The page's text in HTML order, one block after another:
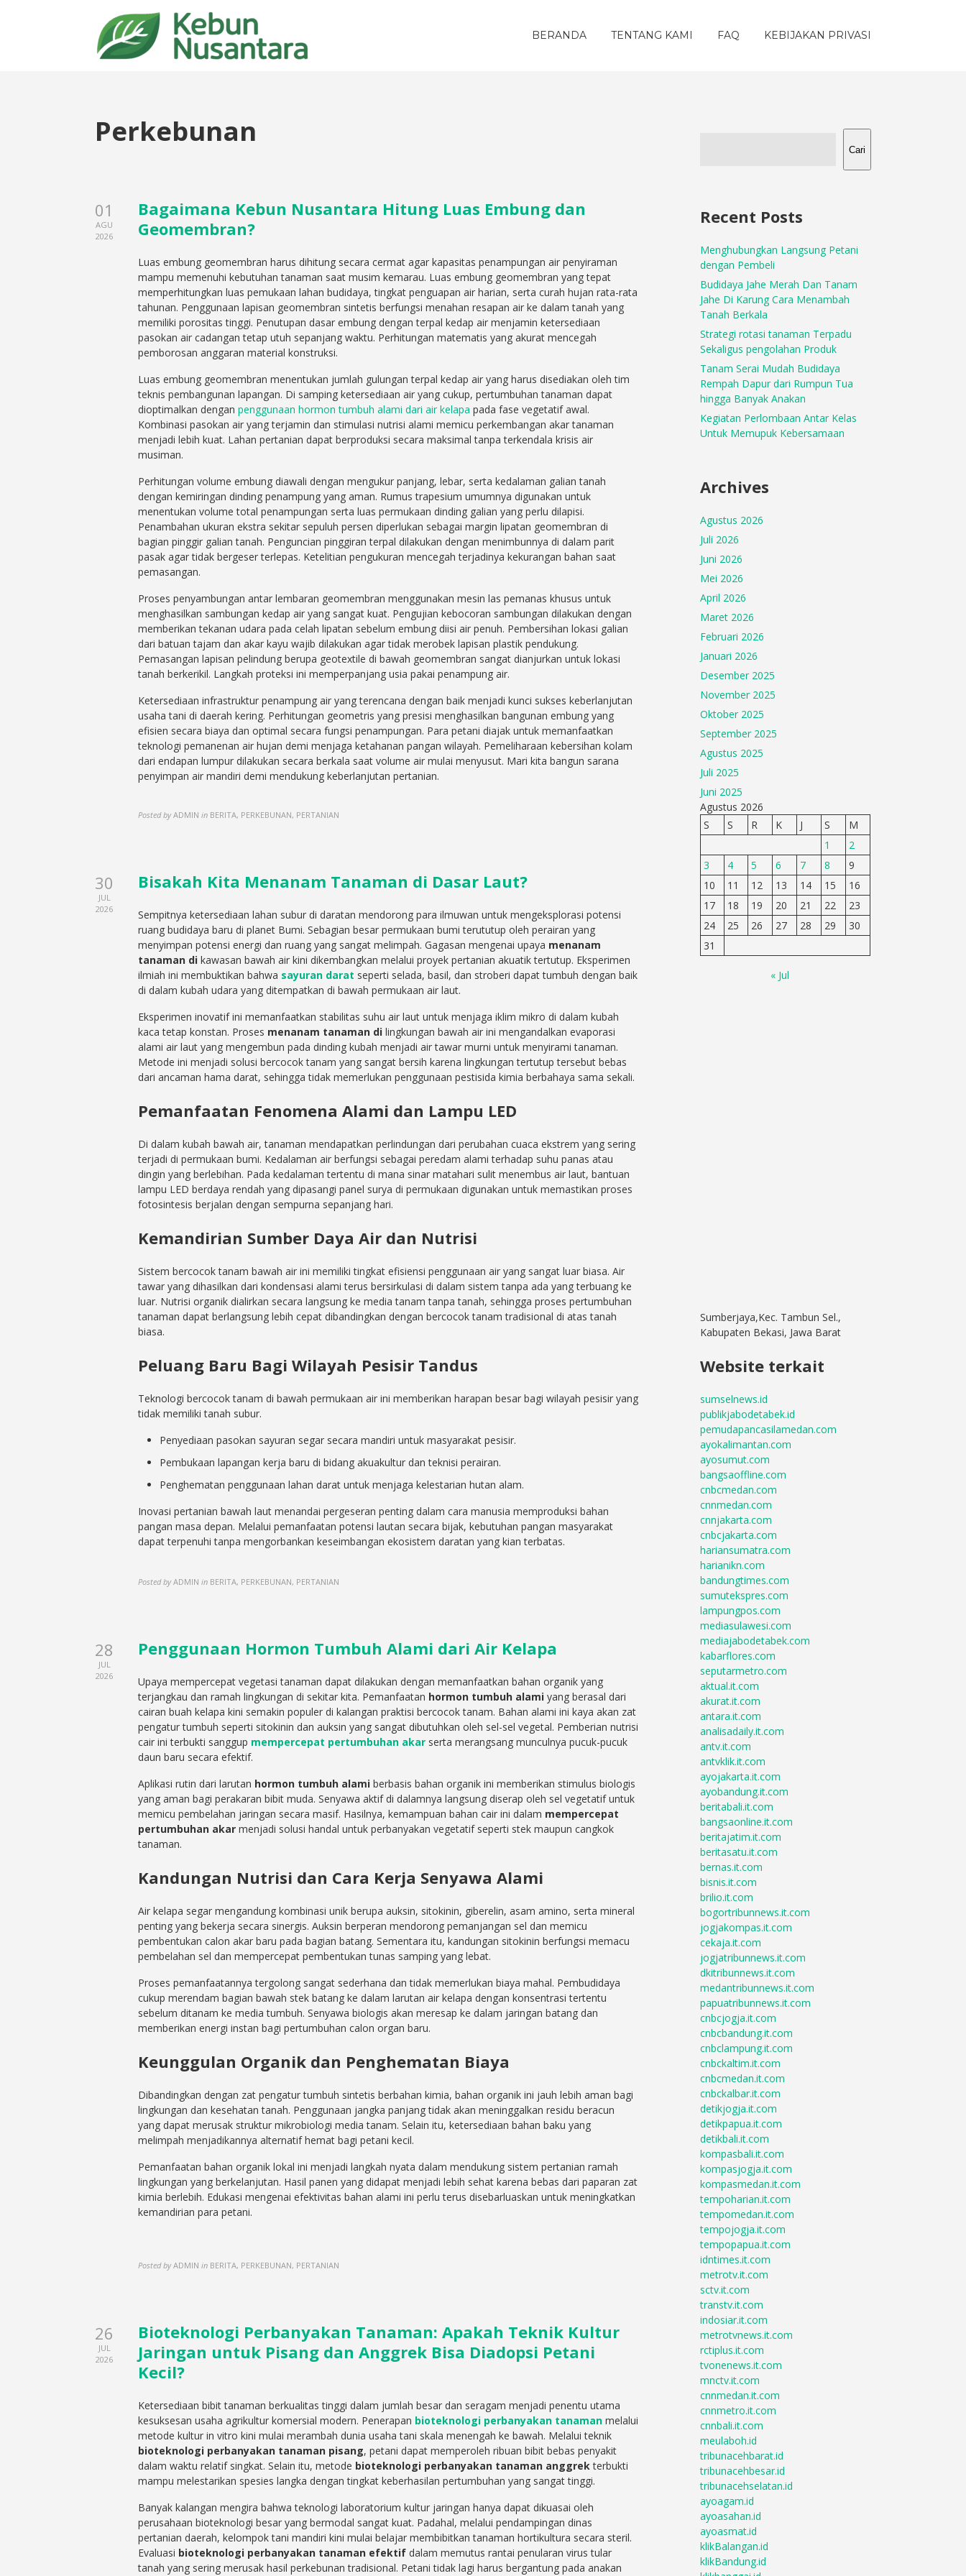
BERANDA TENTANG KAMI FAQ KEBIJAKAN PRIVASI
Perkebunan
01
AGU
2026
Bagaimana Kebun Nusantara Hitung Luas Embung dan
Geomembran?
Luas embung geomembran harus dihitung secara cermat agar kapasitas penampungan air penyiraman
mampu memenuhi kebutuhan tanaman saat musim kemarau. Luas embung geomembran yang tepat
memperhitungkan luas pemukaan lahan budidaya, tingkat penguapan air harian, serta curah hujan rata-rata
tahunan. Penggunaan lapisan geomembran sintetis berfungsi menahan resapan air ke dalam tanah yang
memiliki porositas tinggi. Penutupan dasar embung dengan terpal kedap air menjamin ketersediaan
pasokan air cadangan tetap utuh sepanjang waktu. Perhitungan matematis yang akurat mencegah
pemborosan anggaran material konstruksi.
Luas embung geomembran menentukan jumlah gulungan terpal kedap air yang harus disediakan oleh tim
teknis pembangunan lapangan. Di samping ketersediaan air yang cukup, pertumbuhan tanaman dapat
dioptimalkan dengan penggunaan hormon tumbuh alami dari air kelapa pada fase vegetatif awal.
Kombinasi pasokan air yang terjamin dan stimulasi nutrisi alami memicu perkembangan akar tanaman
menjadi lebih kuat. Lahan pertanian dapat berproduksi secara maksimal tanpa terkendala krisis air
musiman.
Perhitungan volume embung diawali dengan mengukur panjang, lebar, serta kedalaman galian tanah
dengan kemiringan dinding penampung yang aman. Rumus trapesium umumnya digunakan untuk
menentukan volume total penampungan serta luas permukaan dinding galian yang perlu dilapisi.
Penambahan ukuran ekstra sekitar sepuluh persen diperlukan sebagai margin lipatan geomembran di
bagian pinggir galian tanah. Penguncian pinggiran terpal dilakukan dengan menimbunnya di dalam parit
pasak agar tidak bergeser terlepas. Ketelitian pengukuran mencegah terjadinya kekurangan bahan saat
pemasangan.
Proses penyambungan antar lembaran geomembran menggunakan mesin las pemanas khusus untuk
menghasilkan sambungan kedap air yang sangat kuat. Pengujian kebocoran sambungan dilakukan dengan
memberikan tekanan udara pada celah lipatan sebelum embung diisi air penuh. Pembersihan lokasi galian
dari batuan tajam dan akar kayu wajib dilakukan agar tidak merobek lapisan plastik pendukung.
Pemasangan lapisan pelindung berupa geotextile di bawah geomembran sangat dianjurkan untuk lokasi
tanah berkerikil. Langkah proteksi ini memperpanjang usia pakai penampung air.
Ketersediaan infrastruktur penampung air yang terencana dengan baik menjadi kunci sukses keberlanjutan
usaha tani di daerah kering. Perhitungan geometris yang presisi menghasilkan bangunan embung yang
efisien secara biaya dan optimal secara fungsi penampungan. Para petani diajak untuk memanfaatkan
teknologi pemanenan air hujan demi menjaga ketahanan pangan wilayah. Pemeliharaan kebersihan kolam
dari endapan lumpur dilakukan secara berkala saat volume air mulai menyusut. Mari kita bangun sarana
penyimpan air mandiri demi mendukung keberlanjutan pertanian.
Posted by ADMIN in BERITA, PERKEBUNAN, PERTANIAN
30
JUL
2026
Bisakah Kita Menanam Tanaman di Dasar Laut?
Sempitnya ketersediaan lahan subur di daratan mendorong para ilmuwan untuk mengeksplorasi potensi
ruang budidaya baru di planet Bumi. Sebagian besar permukaan bumi terututup oleh perairan yang
menyimpan potensi energi dan ruang yang sangat melimpah. Gagasan mengenai upaya menanam
tanaman di kawasan bawah air kini dikembangkan melalui proyek pertanian akuatik tertutup. Eksperimen
ilmiah ini membuktikan bahwa sayuran darat seperti selada, basil, dan stroberi dapat tumbuh dengan baik
di dalam kubah udara yang ditempatkan di bawah permukaan air laut.
Eksperimen inovatif ini memanfaatkan stabilitas suhu air laut untuk menjaga iklim mikro di dalam kubah
kaca tetap konstan. Proses menanam tanaman di lingkungan bawah air ini mengandalkan evaporasi
alami air laut yang mengembun pada dinding kubah menjadi air tawar murni untuk menyirami tanaman.
Metode ini menjadi solusi bercocok tanam yang sangat bersih karena lingkungan tertutup tersebut bebas
dari ancaman hama darat, sehingga tidak memerlukan penggunaan pestisida kimia berbahaya sama sekali.
Pemanfaatan Fenomena Alami dan Lampu LED
Di dalam kubah bawah air, tanaman mendapatkan perlindungan dari perubahan cuaca ekstrem yang sering
terjadi di permukaan bumi. Kedalaman air berfungsi sebagai peredam alami terhadap suhu panas atau
dingin yang berlebihan. Pada kedalaman tertentu di mana sinar matahari sulit menembus air laut, bantuan
lampu LED berdaya rendah yang dipasangi panel surya di permukaan digunakan untuk memastikan proses
fotosintesis berjalan dengan sempurna sepanjang hari.
Kemandirian Sumber Daya Air dan Nutrisi
Sistem bercocok tanam bawah air ini memiliki tingkat efisiensi penggunaan air yang sangat luar biasa. Air
tawar yang dihasilkan dari kondensasi alami terus bersirkulasi di dalam sistem tanpa ada yang terbuang ke
luar. Nutrisi organik dialirkan secara langsung ke media tanam tanpa tanah, sehingga proses pertumbuhan
tanaman dapat berlangsung lebih cepat dibandingkan dengan bercocok tanam tradisional di atas tanah
biasa.
Peluang Baru Bagi Wilayah Pesisir Tandus
Teknologi bercocok tanam di bawah permukaan air ini memberikan harapan besar bagi wilayah pesisir yang
tidak memiliki tanah subur.
Penyediaan pasokan sayuran segar secara mandiri untuk masyarakat pesisir.
Pembukaan lapangan kerja baru di bidang akuakultur dan teknisi perairan.
Penghematan penggunaan lahan darat untuk menjaga kelestarian hutan alam.
Inovasi pertanian bawah laut menandai pergeseran penting dalam cara manusia memproduksi bahan
pangan masa depan. Melalui pemanfaatan potensi lautan secara bijak, kebutuhan pangan masyarakat
dapat terpenuhi tanpa mengorbankan keseimbangan ekosistem daratan yang kian terbatas.
Posted by ADMIN in BERITA, PERKEBUNAN, PERTANIAN
28
JUL
2026
Penggunaan Hormon Tumbuh Alami dari Air Kelapa
Upaya mempercepat vegetasi tanaman dapat dilakukan dengan memanfaatkan bahan organik yang
terjangkau dan ramah lingkungan di sekitar kita. Pemanfaatan hormon tumbuh alami yang berasal dari
cairan buah kelapa kini semakin populer di kalangan praktisi bercocok tanam. Bahan alami ini kaya akan zat
pengatur tumbuh seperti sitokinin dan auksin yang sangat dibutuhkan oleh sel-sel vegetal. Pemberian nutrisi
cair ini terbukti sanggup mempercepat pertumbuhan akar serta merangsang munculnya pucuk-pucuk
daun baru secara efektif.
Aplikasi rutin dari larutan hormon tumbuh alami berbasis bahan organik ini memberikan stimulus biologis
yang aman bagi perakaran bibit muda. Senyawa aktif di dalamnya langsung diserap oleh sel vegetatif untuk
memicu pembelahan jaringan secara masif. Hasilnya, kemampuan bahan cair ini dalam mempercepat
pertumbuhan akar menjadi solusi handal untuk perbanyakan vegetatif seperti stek maupun cangkok
tanaman.
Kandungan Nutrisi dan Cara Kerja Senyawa Alami
Air kelapa segar mengandung kombinasi unik berupa auksin, sitokinin, giberelin, asam amino, serta mineral
penting yang bekerja secara sinergis. Auksin berperan mendorong pemanjangan sel dan memicu
pembentukan calon akar baru pada bagian batang. Sementara itu, kandungan sitokinin berfungsi memacu
pembelahan sel dan mempercepat pembentukan tunas samping yang lebat.
Proses pemanfaatannya tergolong sangat sederhana dan tidak memerlukan biaya mahal. Pembudidaya
cukup merendam bagian bawah stek batang ke dalam larutan air kelapa dengan konsentrasi tertentu
sebelum ditanam ke media tumbuh. Senyawa biologis akan meresap ke dalam jaringan batang dan
memberikan energi instan bagi pertumbuhan calon organ baru.
Keunggulan Organik dan Penghematan Biaya
Dibandingkan dengan zat pengatur tumbuh sintetis berbahan kimia, bahan organik ini jauh lebih aman bagi
lingkungan dan kesehatan tanah. Penggunaan jangka panjang tidak akan meninggalkan residu beracun
yang dapat merusak struktur mikrobiologi media tanam. Selain itu, ketersediaan bahan baku yang
melimpah menjadikannya alternatif hemat bagi petani kecil.
Pemanfaatan bahan organik lokal ini menjadi langkah nyata dalam mendukung sistem pertanian ramah
lingkungan yang berkelanjutan. Hasil panen yang didapat menjadi lebih sehat karena bebas dari paparan zat
kimia berlebih. Edukasi mengenai efektivitas bahan alami ini perlu terus disebarluaskan untuk meningkatkan
kemandirian para petani.
Posted by ADMIN in BERITA, PERKEBUNAN, PERTANIAN
26
JUL
2026
Bioteknologi Perbanyakan Tanaman: Apakah Teknik Kultur
Jaringan untuk Pisang dan Anggrek Bisa Diadopsi Petani
Kecil?
Ketersediaan bibit tanaman berkualitas tinggi dalam jumlah besar dan seragam menjadi penentu utama
kesuksesan usaha agrikultur komersial modern. Penerapan bioteknologi perbanyakan tanaman melalui
metode kultur in vitro kini mulai merambah dunia usaha tani skala menengah ke bawah. Melalui teknik
bioteknologi perbanyakan tanaman pisang, petani dapat memperoleh ribuan bibit bebas penyakit
dalam waktu relatif singkat. Selain itu, metode bioteknologi perbanyakan tanaman anggrekterbukti
mampu melestarikan spesies langka dengan tingkat keberhasilan pertumbuhan yang sangat tinggi.
Banyak kalangan mengira bahwa teknologi laboratorium kultur jaringan hanya dapat dikuasai oleh
perusahaan bioteknologi besar yang bermodal sangat kuat. Padahal, melalui pendampingan dinas
pertanian daerah, kelompok tani mandiri kini mulai belajar membibitkan tanaman hortikultura secara steril.
Evaluasi bioteknologi perbanyakan tanaman efektif dalam memutus rantai penularan virus tular
tanah yang sering merusak hasil perkebunan tradisional. Petani tidak lagi harus bergantung pada anakan
Cari
Recent Posts
Menghubungkan Langsung Petani
dengan Pembeli
Budidaya Jahe Merah Dan Tanam
Jahe Di Karung Cara Menambah
Tanah Berkala
Strategi rotasi tanaman Terpadu
Sekaligus pengolahan Produk
Tanam Serai Mudah Budidaya
Rempah Dapur dari Rumpun Tua
hingga Banyak Anakan
Kegiatan Perlombaan Antar Kelas
Untuk Memupuk Kebersamaan
Archives
Agustus 2026
Juli 2026
Juni 2026
Mei 2026
April 2026
Maret 2026
Februari 2026
Januari 2026
Desember 2025
November 2025
Oktober 2025
September 2025
Agustus 2025
Juli 2025
Juni 2025
Agustus 2026
S
S R K J S
M
1
2
3
4 5 6 7 8
9
10
11 12 13 14 15
16
17
18 19 20 21 22
23
24
25 26 27 28 29
30
31
« Jul
Sumberjaya,Kec. Tambun Sel.,
Kabupaten Bekasi, Jawa Barat
Website terkait
sumselnews.id
publikjabodetabek.id
pemudapancasilamedan.com
ayokalimantan.com
ayosumut.com
bangsaoffline.com
cnbcmedan.com
cnnmedan.com
cnnjakarta.com
cnbcjakarta.com
hariansumatra.com
harianikn.com
bandungtimes.com
sumutekspres.com
lampungpos.com
mediasulawesi.com
mediajabodetabek.com
kabarflores.com
seputarmetro.com
aktual.it.com
akurat.it.com
antara.it.com
analisadaily.it.com
antv.it.com
antvklik.it.com
ayojakarta.it.com
ayobandung.it.com
beritabali.it.com
bangsaonline.it.com
beritajatim.it.com
beritasatu.it.com
bernas.it.com
bisnis.it.com
brilio.it.com
bogortribunnews.it.com
jogjakompas.it.com
cekaja.it.com
jogjatribunnews.it.com
dkitribunnews.it.com
medantribunnews.it.com
papuatribunnews.it.com
cnbcjogja.it.com
cnbcbandung.it.com
cnbclampung.it.com
cnbckaltim.it.com
cnbcmedan.it.com
cnbckalbar.it.com
detikjogja.it.com
detikpapua.it.com
detikbali.it.com
kompasbali.it.com
kompasjogja.it.com
kompasmedan.it.com
tempoharian.it.com
tempomedan.it.com
tempojogja.it.com
tempopapua.it.com
idntimes.it.com
metrotv.it.com
sctv.it.com
transtv.it.com
indosiar.it.com
metrotvnews.it.com
rctiplus.it.com
tvonenews.it.com
mnctv.it.com
cnnmedan.it.com
cnnmetro.it.com
cnnbali.it.com
meulaboh.id
tribunacehbarat.id
tribunacehbesar.id
tribunacehselatan.id
ayoagam.id
ayoasahan.id
ayoasmat.id
klikBalangan.id
klikBandung.id